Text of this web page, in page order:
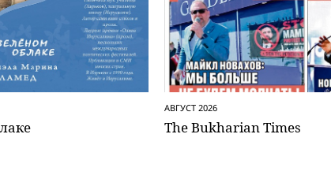
АВГУСТ 2026
The Bukharian Times